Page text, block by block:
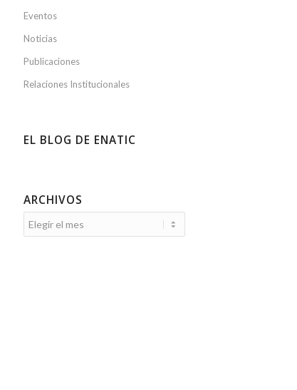
Eventos
Noticias
Publicaciones
Relaciones Institucionales
EL BLOG DE ENATIC
ARCHIVOS